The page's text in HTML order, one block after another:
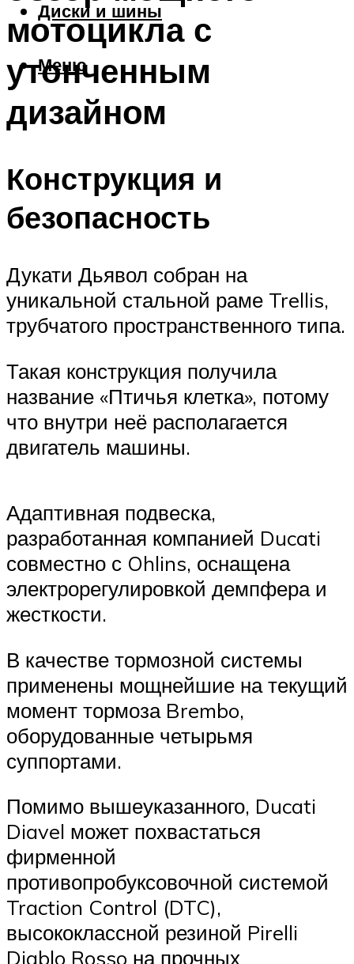
Диски и шины
Меню
мотоцикла с
утонченным
дизайном
Конструкция и
безопасность
Дукати Дьявол собран на
уникальной стальной раме Trellis,
трубчатого пространственного типа.
Такая конструкция получила
название «Птичья клетка», потому
что внутри неё располагается
двигатель машины.
Адаптивная подвеска,
разработанная компанией Ducati
совместно с Ohlins, оснащена
электрорегулировкой демпфера и
жесткости.
В качестве тормозной системы
применены мощнейшие на текущий
момент тормоза Brembo,
оборудованные четырьмя
суппортами.
Помимо вышеуказанного, Ducati
Diavel может похвастаться
фирменной
противопробуксовочной системой
Traction Control (DTC),
высококлассной резиной Pirelli
Diablo Rosso на прочных